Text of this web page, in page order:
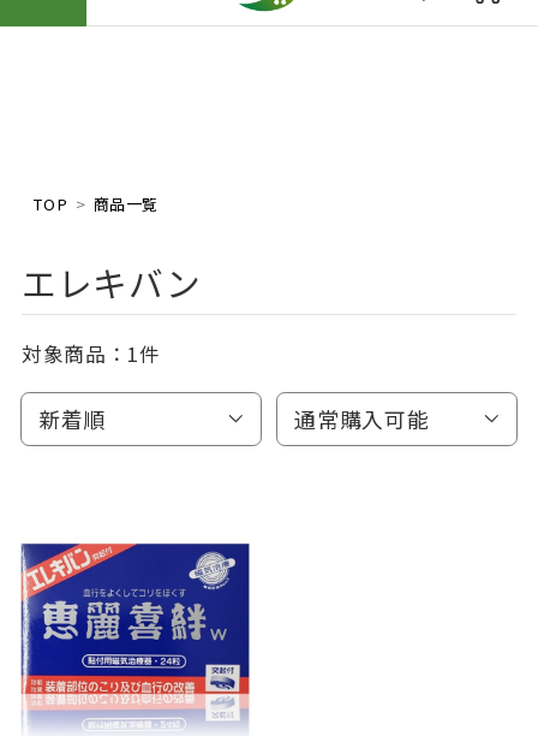
TOP 商品一覧
エレキバン
対象商品： 1件
新着順 通常購入可能